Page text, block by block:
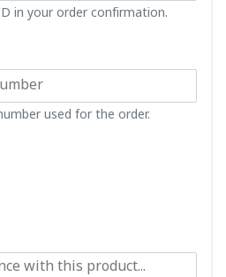
in your order confirmation.
used for the order.